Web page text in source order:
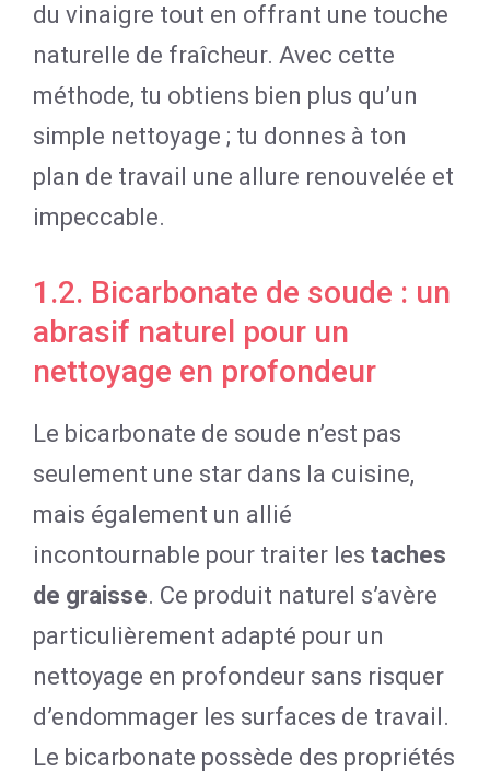
du vinaigre tout en offrant une touche
naturelle de fraîcheur. Avec cette
méthode, tu obtiens bien plus qu’un
simple nettoyage ; tu donnes à ton
plan de travail une allure renouvelée et
impeccable.
1.2. Bicarbonate de soude : un
abrasif naturel pour un
nettoyage en profondeur
Le bicarbonate de soude n’est pas
seulement une star dans la cuisine,
mais également un allié
incontournable pour traiter les taches
de graisse. Ce produit naturel s’avère
particulièrement adapté pour un
nettoyage en profondeur sans risquer
d’endommager les surfaces de travail.
Le bicarbonate possède des propriétés